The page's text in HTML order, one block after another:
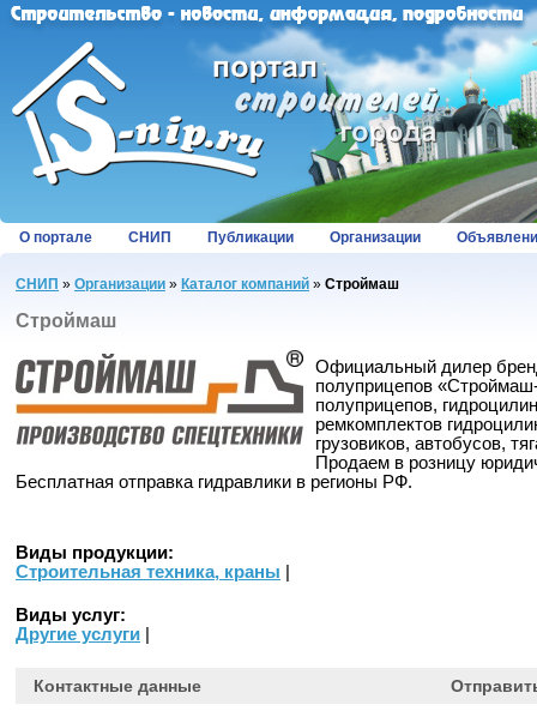
О портале СНИП Публикации Организации
СНИП » Организации » Каталог компаний » Строймаш
Строймаш
Официальный дилер
полуприцепов
полуприцепов,
ремкомплектов
грузовиков, автобусов,
Продаем в розницу
Бесплатная отправка гидравлики в регионы РФ.
Виды продукции:
Строительная техника, краны
Виды услуг:
Другие услуги
Контактные данные